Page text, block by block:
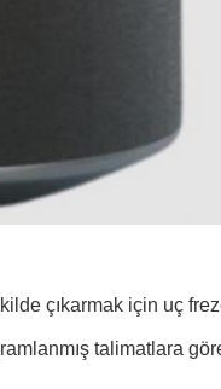
çıkarmak için uç
talimatlara